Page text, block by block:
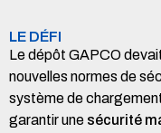
LE DÉFI
Le dépôt GAPCO
nouvelles normes de
système de
garantir une sécurité